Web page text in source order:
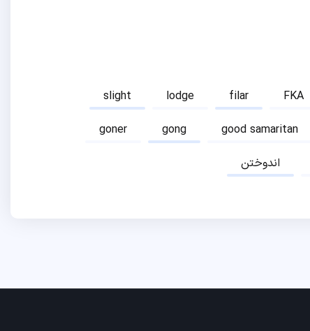
slight lodge filar FKA
goner
gong good samaritan
اندوختن